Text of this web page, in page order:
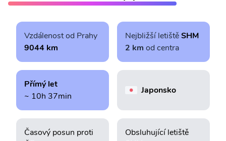
Vzdálenost od Prahy
9044 km
Nejbližší letištěSHM
2 km od centra
Přímý let
~ 10h 37min
Japonsko
Časový posun proti
Obsluhující letiště